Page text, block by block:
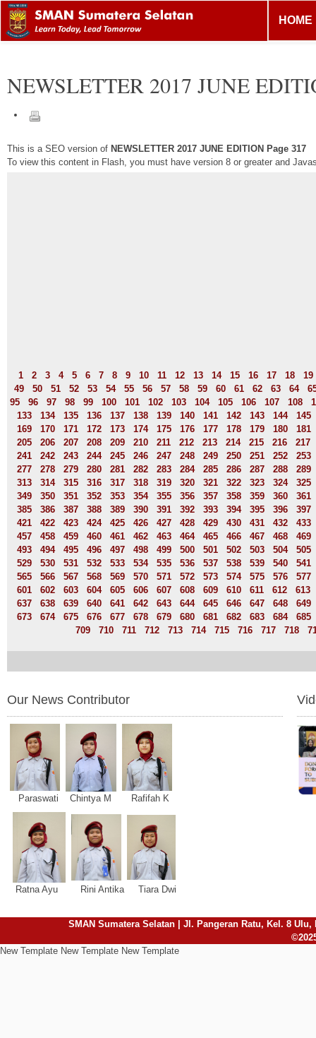
HOME
NEWSLETTER 2017 JUNE
This is a SEO version of NEWSLETTER 2017 JUNE EDITION Page 317
To view this content in Flash, you must have version 8 or greater and
1 2 3 4 5 6 7 8 9 10 11 12 13 14 15 16 17 18
19
49
50 51 52 53 54 55 56 57 58 59 60 61 62 63 64
95
96 97 98 99 100 101 102 103 104 105 106 107 108
133
134 135 136 137 138 139 140 141 142 143 144
145
169
170 171 172 173 174 175 176 177 178 179 180
181
205
206 207 208 209 210 211 212 213 214 215 216
217
241
242 243 244 245 246 247 248 249 250 251 252
253
277
278 279 280 281 282 283 284 285 286 287 288
289
313
314 315 316 317 318 319 320 321 322 323 324
325
349
350 351 352 353 354 355 356 357 358 359 360
361
385
386 387 388 389 390 391 392 393 394 395 396
397
421
422 423 424 425 426 427 428 429 430 431 432
433
457
458 459 460 461 462 463 464 465 466 467 468
469
493
494 495 496 497 498 499 500 501 502 503 504
505
529
530 531 532 533 534 535 536 537 538 539 540
541
565
566 567 568 569 570 571 572 573 574 575 576
577
601
602 603 604 605 606 607 608 609 610 611 612
613
637
638 639 640 641 642 643 644 645 646 647 648
649
673
674 675 676 677 678 679 680 681 682 683 684
685
709
710 711 712 713 714 715 716 717 718
Our News Contributor
Paraswati Chintya M Rafifah K
Ratna Ayu Rini Antika Tiara Dwi
SMAN Sumatera Selatan | Jl. Pangeran Ratu, Kel. 8 Ulu,
New Template New Template New Template